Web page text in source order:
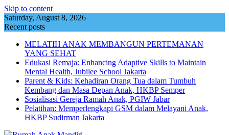
Skip to content
Saturday, August 8, 2026
Recent posts
MELATIH ANAK MEMBANGUN PERTEMANAN
YANG SEHAT
Edukasi Remaja: Enhancing Adaptive Skills to Maintain
Mental Health, Jubilee School Jakarta
Parent & Kids: Kehadiran Orang Tua dalam Tumbuh
Kembang dan Masa Depan Anak, HKBP Semper
Sosialisasi Gereja Ramah Anak, PGIW Jabar
Pelatihan: Memperlengkapi GSM dalam Melayani Anak,
HKBP Sudirman Jakarta